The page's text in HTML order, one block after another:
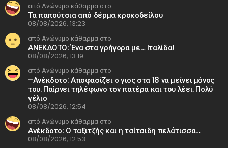
από Ανώνυμο κάθαρμα στο
Τα παπούτσια από δέρμα κροκοδείλου
08/08/2026, 13:23
από Ανώνυμο κάθαρμα στο
ΑΝΕΚΔΟΤΟ: Ένα στα γρήγορα με… Ιταλίδα!
08/08/2026, 13:19
από Ανώνυμο κάθαρμα στο
–Ανέκδοτο: Αποφασίζει ο γιος στα 18 να μείνει μόνος
του. Παίρνει τηλέφωνο τον πατέρα και του λέει. Πολύ
γέλιο
08/08/2026, 12:54
από Ανώνυμο κάθαρμα στο
Ανέκδοτο: Ο ταξιτζής και η τσίτσιδη πελάτισσα…
08/08/2026, 12:53